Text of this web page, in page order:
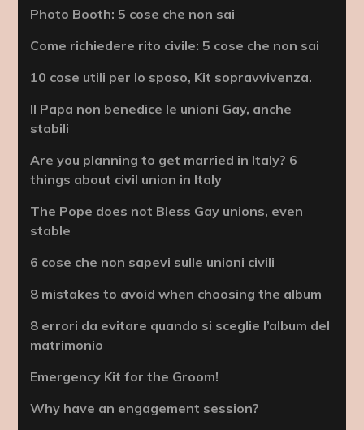
Photo Booth: 5 cose che non sai
Come richiedere rito civile: 5 cose che non sai
10 cose utili per lo sposo, Kit sopravvivenza.
Il Papa non benedice le unioni Gay, anche
stabili
Are you planning to get married in Italy? 6
things about civil union in Italy
The Pope does not Bless Gay unions, even
stable
6 cose che non sapevi sulle unioni civili
8 mistakes to avoid when choosing the album
8 errori da evitare quando si sceglie l’album del
matrimonio
Emergency Kit for the Groom!
Why have an engagement session?